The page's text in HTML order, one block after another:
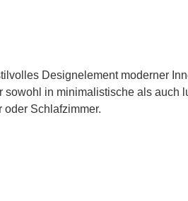
Designelement moderner
in minimalistische als auch
Schlafzimmer.